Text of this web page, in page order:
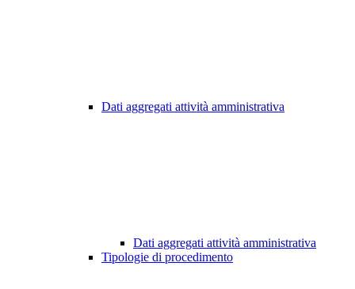
Dati aggregati attività amministrativa
Dati aggregati attività amministrativa
Tipologie di procedimento